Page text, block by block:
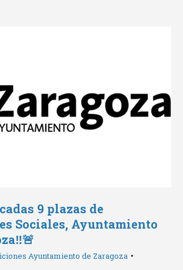
9 plazas de
Sociales, Ayuntamiento
Ayuntamiento de Zaragoza